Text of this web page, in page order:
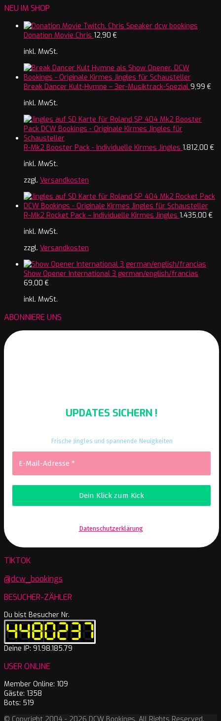
NEU IM SHOP
Donation Movie Chris 12,90 €
inkl. MwSt.
Break Dancer Kult-Hymne – 3er-Musiktrack-Spezial 9,99 €
inkl. MwSt.
R-Mk2 Booster Pack - Individuelle Kirmes Jingles 1.812,00 €
inkl. MwSt.
zzgl. Versandkosten
R-Mk2 Rocket Pack – Individuelle Kirmes Jingles 1.435,00 €
inkl. MwSt.
zzgl. Versandkosten
Show Opener International 3 german/english/francias
69,00 €
inkl. MwSt.
ABONNIERE UNS
UPDATES SICHERN !
Frische Jingles und spannende Neuigkeiten
Datenschutzerklärung.
TIKTOK
@dcw_bookings
BESUCHER-ZÄHLER
Du bist Besucher Nr.
Deine IP: 91.98.185.79
USER ONLINE
Member Online: 109
Gäste: 1358
Bots: 519
© Copyright 2004 - 2026 DCW Bookings. All Rights Reserved.